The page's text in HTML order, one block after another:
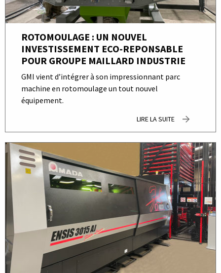
ROTOMOULAGE : UN NOUVEL
INVESTISSEMENT ECO-REPONSABLE
POUR GROUPE MAILLARD INDUSTRIE
GMI vient d’intégrer à son impressionnant parc
machine en rotomoulage un tout nouvel
équipement.
LIRE LA SUITE